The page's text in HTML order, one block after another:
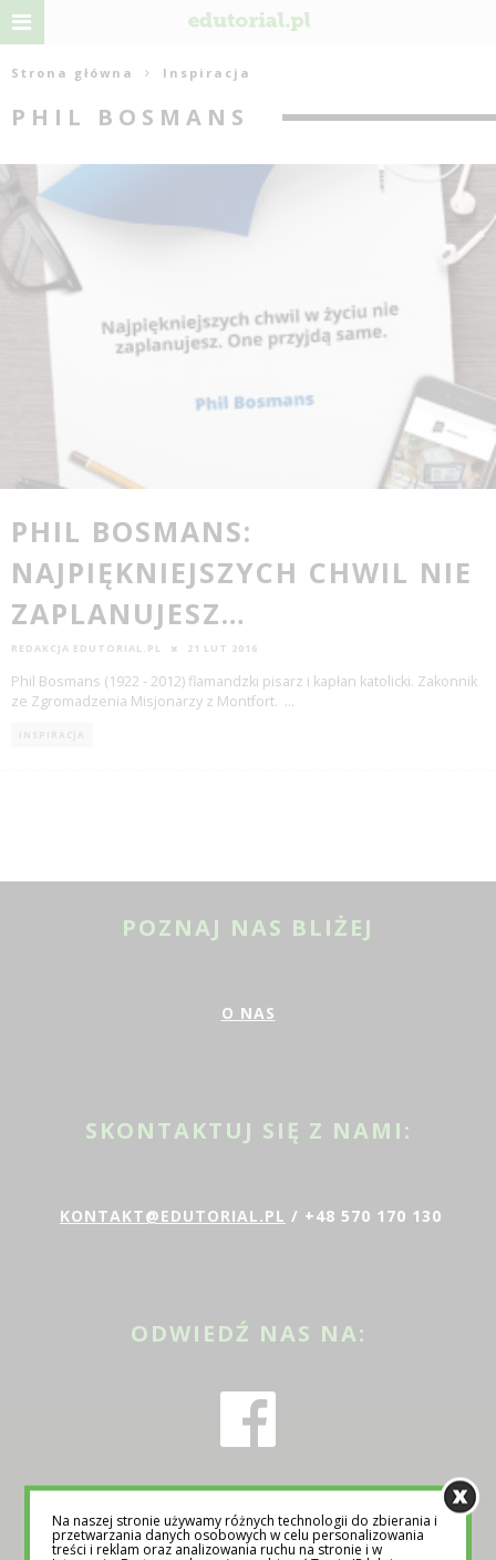
Strona główna Inspiracja
PHIL BOSMANS
PHIL BOSMANS:
NAJPIĘKNIEJSZYCH CHWIL NIE
ZAPLANUJESZ…
REDAKCJA EDUTORIAL.PL 21 LUT 2016
Phil Bosmans (1922 - 2012) flamandzki pisarz i kapłan katolicki. Zakonnik
ze Zgromadzenia Misjonarzy z Montfort. ...
INSPIRACJA
POZNAJ NAS BLIŻEJ
O NAS
SKONTAKTUJ SIĘ Z NAMI:
KONTAKT@EDUTORIAL.PL / +48 570 170 130
ODWIEDŹ NAS NA:
INSPIRACJA
Na naszej stronie używamy różnych technologii do zbierania i
przetwarzania danych osobowych w celu personalizowania
treści i reklam oraz analizowania ruchu na stronie i w